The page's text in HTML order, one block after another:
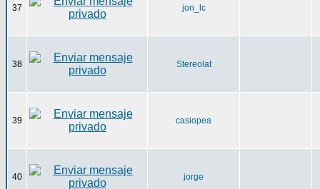
37 jon_lc
38 Stereolat
39 casiopea
40 jorge